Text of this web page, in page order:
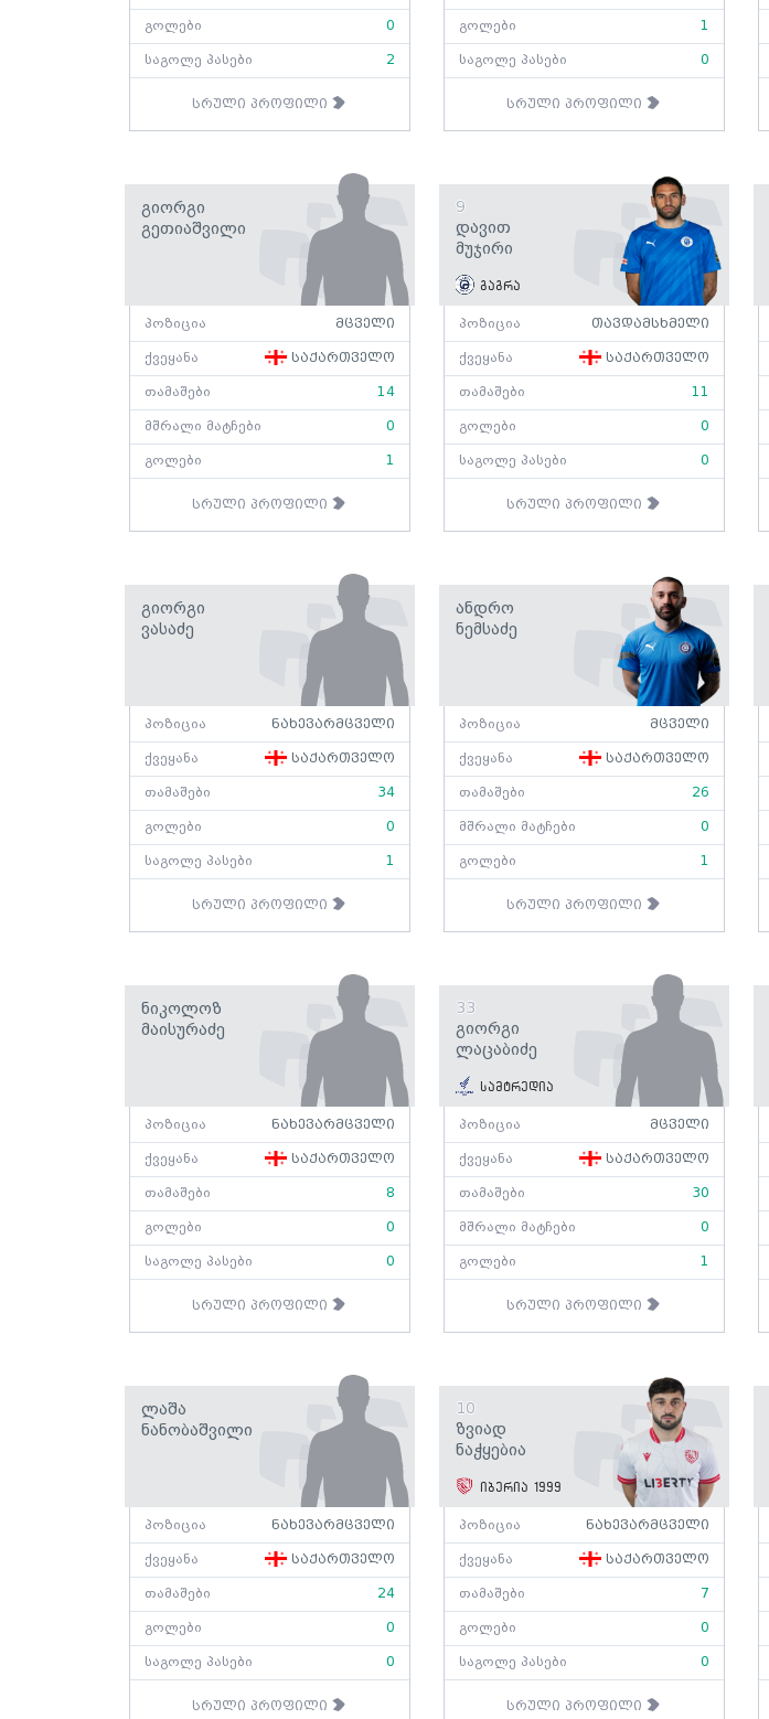
გოლები 0
საგოლე პასები 2
სრული პროფილი
გოლები 1
საგოლე პასები 0
სრული პროფილი
Გიორგი
Გეთიაშვილი
პოზიცია მცველი
ქვეყანა საქართველო
თამაშები 14
მშრალი მატჩები 0
გოლები 1
სრული პროფილი
9
Დავით
Მუჯირი
გაგრა
პოზიცია თავდამსხმელი
ქვეყანა საქართველო
თამაშები 11
გოლები 0
საგოლე პასები 0
სრული პროფილი
Გიორგი
Ვასაძე
პოზიცია ნახევარმცველი
ქვეყანა საქართველო
თამაშები 34
გოლები 0
საგოლე პასები 1
სრული პროფილი
Ანდრო
Ნემსაძე
პოზიცია მცველი
ქვეყანა საქართველო
თამაშები 26
მშრალი მატჩები 0
გოლები 1
სრული პროფილი
Ნიკოლოზ
Მაისურაძე
პოზიცია ნახევარმცველი
ქვეყანა საქართველო
თამაშები 8
გოლები 0
საგოლე პასები 0
სრული პროფილი
33
Გიორგი
Ლაცაბიძე
სამტრედია
პოზიცია მცველი
ქვეყანა საქართველო
თამაშები 30
მშრალი მატჩები 0
გოლები 1
სრული პროფილი
Ლაშა
Ნანობაშვილი
პოზიცია ნახევარმცველი
ქვეყანა საქართველო
თამაშები 24
გოლები 0
საგოლე პასები 0
სრული პროფილი
10
Ზვიად
Ნაჭყებია
იბერია 1999
პოზიცია ნახევარმცველი
ქვეყანა საქართველო
თამაშები 7
გოლები 0
საგოლე პასები 0
სრული პროფილი